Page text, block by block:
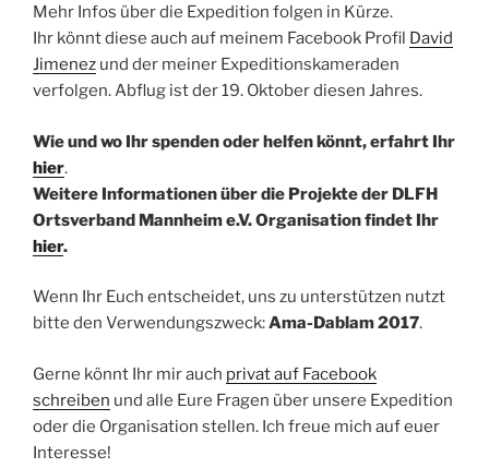
Mehr Infos über die Expedition folgen in Kürze.
Ihr könnt diese auch auf meinem Facebook Profil David
Jimenez und der meiner Expeditionskameraden
verfolgen. Abflug ist der 19. Oktober diesen Jahres.
Wie und wo Ihr spenden oder helfen könnt, erfahrt Ihr
hier.
Weitere Informationen über die Projekte der DLFH
Ortsverband Mannheim e.V. Organisation findet Ihr
hier.
Wenn Ihr Euch entscheidet, uns zu unterstützen nutzt
bitte den Verwendungszweck:Ama-Dablam 2017.
Gerne könnt Ihr mir auch privat auf Facebook
schreiben und alle Eure Fragen über unsere Expedition
oder die Organisation stellen. Ich freue mich auf euer
Interesse!